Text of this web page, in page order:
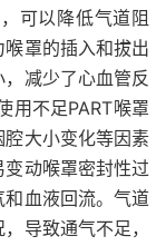
可以降低气道阻
罩的插入和拔出
减少了心血管反
用不足PART喉罩
大小变化等因素
动喉罩密封性过
血液回流。气道
导致通气不足，